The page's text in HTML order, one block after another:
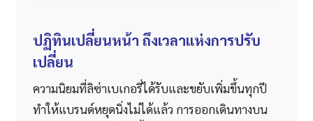
ปฏิทินเปลี่ยนหน้า ถึงเวลาแห่งการปรับ
เปลี่ยน
ความนิยมที่ลิซ่าเบเกอรี่ได้รับและขยับเพิ่มขึ้นทุกปี
ทำให้แบรนด์หยุดนิ่งไม่ได้แล้ว การออกเดินทางบน